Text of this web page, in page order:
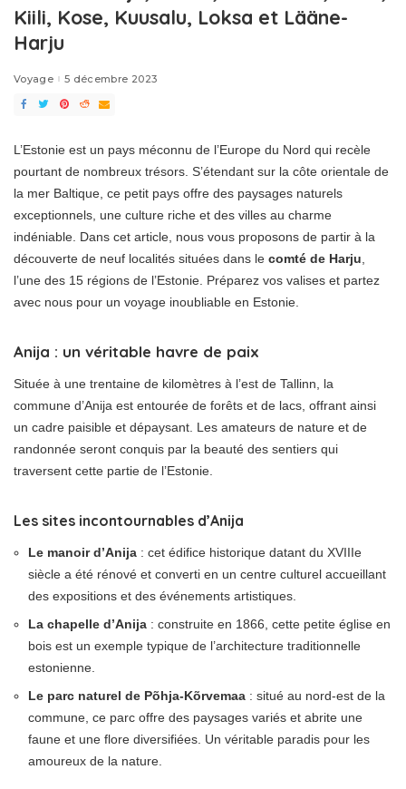
Kiili, Kose, Kuusalu, Loksa et Lääne-
Harju
Voyage 5 décembre 2023
L’Estonie est un pays méconnu de l’Europe du Nord qui recèle
pourtant de nombreux trésors. S’étendant sur la côte orientale de
la mer Baltique, ce petit pays offre des paysages naturels
exceptionnels, une culture riche et des villes au charme
indéniable. Dans cet article, nous vous proposons de partir à la
découverte de neuf localités situées dans le comté de Harju
l’une des 15 régions de l’Estonie. Préparez vos valises et partez
avec nous pour un voyage inoubliable en Estonie.
Anija : un véritable havre de paix
Située à une trentaine de kilomètres à l’est de Tallinn, la
commune d’Anija est entourée de forêts et de lacs, offrant ainsi
un cadre paisible et dépaysant. Les amateurs de nature et de
randonnée seront conquis par la beauté des sentiers qui
traversent cette partie de l’Estonie.
Les sites incontournables d’Anija
Le manoir d’Anija : cet édifice historique datant du XVIIIe
siècle a été rénové et converti en un centre culturel accueillant
des expositions et des événements artistiques.
La chapelle d’Anija : construite en 1866, cette petite église en
bois est un exemple typique de l’architecture traditionnelle
estonienne.
Le parc naturel de Põhja-Kõrvemaa : situé au nord-est de la
commune, ce parc offre des paysages variés et abrite une
faune et une flore diversifiées. Un véritable paradis pour les
amoureux de la nature.